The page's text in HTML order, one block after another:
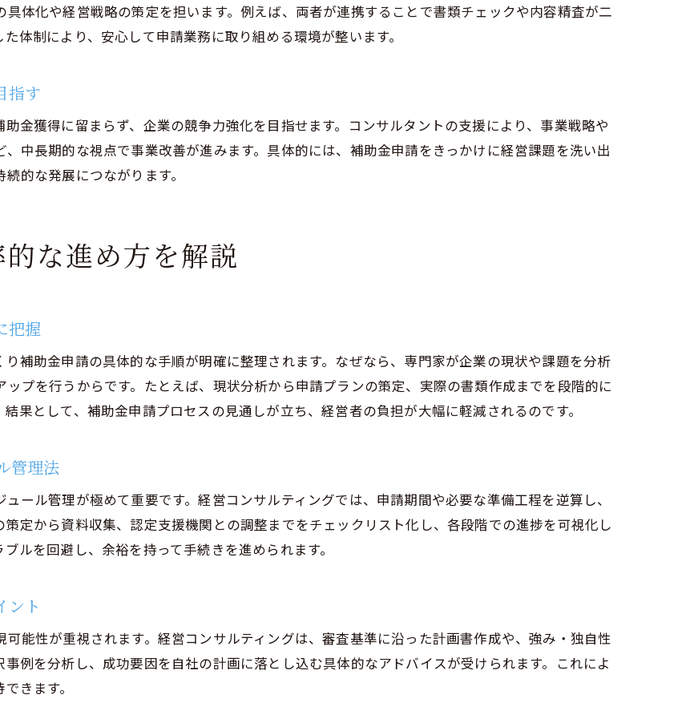
申請リスク低減のための経営コンサル活用術
経営コンサルティングが助ける事前チェックのポイント
経験から学ぶコンサルの有効活用術
経営コンサルティングの実践事例で学ぶ成功法則
ものづくり補助金申請で生きるコンサルの知見
経営コンサルティング利用企業の体験談に学ぶ
経営コンサルティングのサポート範囲を最大化する方法
ものづくり補助金コンサルの選び方と活用ポイント
経営コンサルティング費用の相場と選び方の基準
ものづくり補助金コンサル料金体系の特徴を解説
経営コンサルティング費用の透明性と比較ポイント
費用対効果を高める経営コンサルティング選定法
ものづくり補助金コンサル費用交渉のコツ
コンサルで事業成長を実現する秘訣
経営コンサルティングが事業成長に与える影響
ものづくり補助金活用で事業拡大を目指す戦略
コンサルの視点で考える競争力強化策
経営コンサルティングの継続的な活用メリット
ものづくり補助金で長期成長を実現するコツ
体化や経営戦略の策定を担います。例えば、両者が連携することで書類チェックや内容精査が二
体制により、安心して申請業務に取り組める環境が整います。
指す
金獲得に留まらず、企業の競争力強化を目指せます。コンサルタントの支援により、事業戦略や
中長期的な視点で事業改善が進みます。具体的には、補助金申請をきっかけに経営課題を洗い出
的な発展につながります。
な進め方を解説
把握
補助金申請の具体的な手順が明確に整理されます。なぜなら、専門家が企業の現状や課題を分析
プを行うからです。たとえば、現状分析から申請プランの策定、実際の書類作成までを段階的に
果として、補助金申請プロセスの見通しが立ち、経営者の負担が大幅に軽減されるのです。
管理法
ール管理が極めて重要です。経営コンサルティングでは、申請期間や必要な準備工程を逆算し、
定から資料収集、認定支援機関との調整までをチェックリスト化し、各段階での進捗を可視化し
ルを回避し、余裕を持って手続きを進められます。
ント
能性が重視されます。経営コンサルティングは、審査基準に沿った計画書作成や、強み・独自性
例を分析し、成功要因を自社の計画に落とし込む具体的なアドバイスが受けられます。これによ
きます。